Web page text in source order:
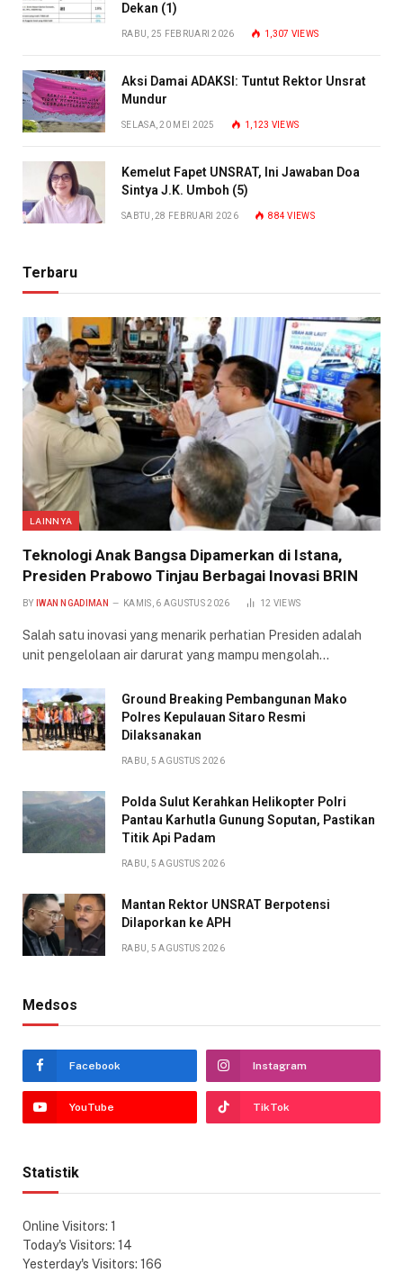
Dekan (1)
RABU, 25 FEBRUARI 2026 1,307 VIEWS
Aksi Damai ADAKSI: Tuntut Rektor Unsrat
Mundur
SELASA, 20 MEI 2025 1,123 VIEWS
Kemelut Fapet UNSRAT, Ini Jawaban Doa
Sintya J.K. Umboh (5)
SABTU, 28 FEBRUARI 2026 884VIEWS
Terbaru
LAINNYA
Teknologi Anak Bangsa Dipamerkan di Istana,
Presiden Prabowo Tinjau Berbagai Inovasi BRIN
BY IWAN NGADIMAN KAMIS, 6 AGUSTUS 2026 12 VIEWS
Salah satu inovasi yang menarik perhatian Presiden adalah
unit pengelolaan air darurat yang mampu mengolah…
Ground Breaking Pembangunan Mako
Polres Kepulauan Sitaro Resmi
Dilaksanakan
RABU, 5 AGUSTUS 2026
Polda Sulut Kerahkan Helikopter Polri
Pantau Karhutla Gunung Soputan, Pastikan
Titik Api Padam
RABU, 5 AGUSTUS 2026
Mantan Rektor UNSRAT Berpotensi
Dilaporkan ke APH
RABU, 5 AGUSTUS 2026
Medsos
Facebook Instagram
YouTube TikTok
Statistik
Online Visitors: 1
Today's Visitors: 14
Yesterday's Visitors: 166